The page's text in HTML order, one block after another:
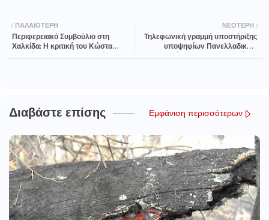
ΝΕΌΤΕΡΗ
Τηλεφωνική γραμμή υποστήριξης
υποψηφίων Πανελλαδικών
ΠΑΛΑΙΌΤΕΡΗ
Περιφερειακό Συμβούλιο στη
Χαλκίδα: Η κριτική του Κώστα
Διαβάστε επίσης Εμφάνιση περισσότερων